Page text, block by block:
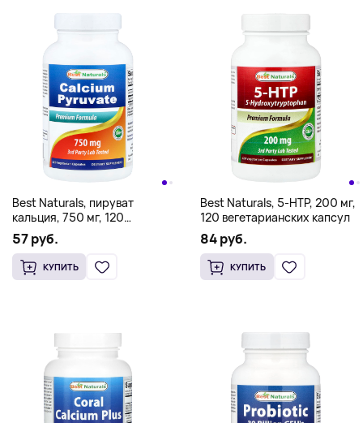
Best Naturals, пируват
кальция, 750 мг, 120
вегетарианских капсул
57 руб.
КУПИТЬ
Best Naturals, 5-HTP, 200 мг,
120 вегетарианских капсул
84 руб.
КУПИТЬ